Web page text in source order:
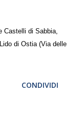
Castelli di Sabbia,
di Ostia (Via delle
CONDIVIDI